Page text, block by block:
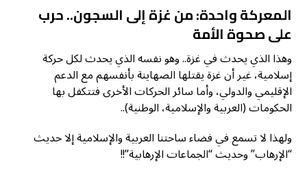
المعركة واحدة: من غزة إلى السجون.. حرب
على صحوة الأمة
وهذا الذي يحدث في غزة.. وهو نفسه الذي يحدث لكل حركة
إسلامية، غير أن غزة يقتلها الصهاينة بأنفسهم مع الدعم
الإقليمي والدولي، وأما سائر الحركات الأخرى فتتكفل بها
الحكومات (العربية والإسلامية، الوطنية)..
ولهذا لا تسمع في فضاء ساحتنا العربية والإسلامية إلا حديث
“الإرهاب” وحديث “الجماعات الإرهابية”!!